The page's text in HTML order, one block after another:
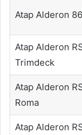
Atap Alderon
Atap Alderon
Trimdeck
Atap Alderon
Roma
Atap Alderon